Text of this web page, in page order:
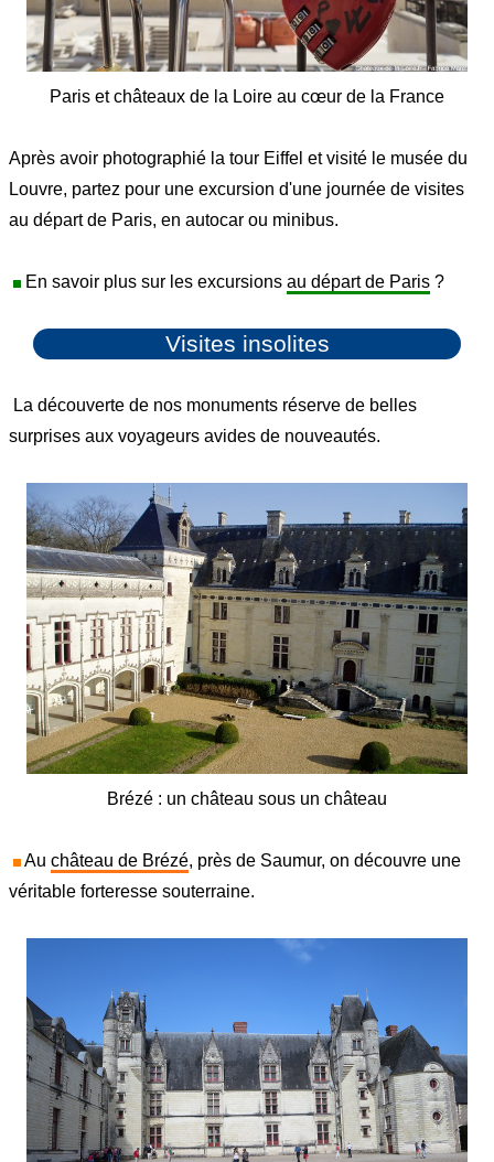
Paris et châteaux de la Loire au cœur de la France
Après avoir photographié la tour Eiffel et visité le musée du
Louvre, partez pour une excursion d'une journée de visites
au départ de Paris, en autocar ou minibus.
En savoir plus sur les excursions au départ de Paris ?
Visites insolites
La découverte de nos monuments réserve de belles
surprises aux voyageurs avides de nouveautés.
Brézé : un château sous un château
Au château de Brézé, près de Saumur, on découvre une
véritable forteresse souterraine.